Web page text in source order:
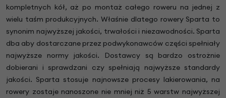
kompletnych kół, aż po montaż całego roweru na jednej z
wielu taśm produkcyjnych. Właśnie dlatego rowery Sparta to
synonim najwyższej jakości, trwałości i niezawodności. Sparta
dba aby dostarczane przez podwykonawców części spełniały
najwyższe normy jakości. Dostawcy są bardzo ostrożnie
dobierani i sprawdzani czy spełniają najwyższe standardy
jakości. Sparta stosuje najnowsze procesy lakierowania, na
rowery zostaje nanoszone nie mniej niż 5 warstw najwyższej